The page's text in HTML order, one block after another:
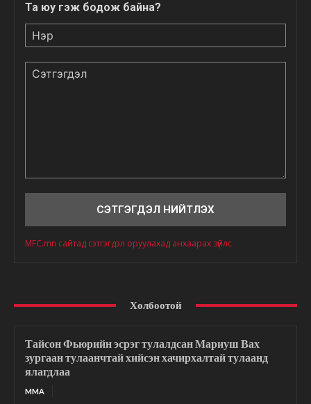
Та юу гэж бодож байна?
MFC.mn сайтад сэтгэгдэл оруулахад анхаарах зүйлс
Холбоотой
Тайсон Фьюрийн эсрэг тулалдсан Мариуш Вах
зургаан тулаанчтай хийсэн хачирхалтай тулаанд
ялагдлаа
MMA